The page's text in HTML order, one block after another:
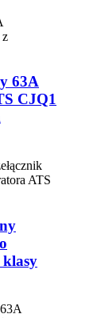
63A
CJQ1
klasy